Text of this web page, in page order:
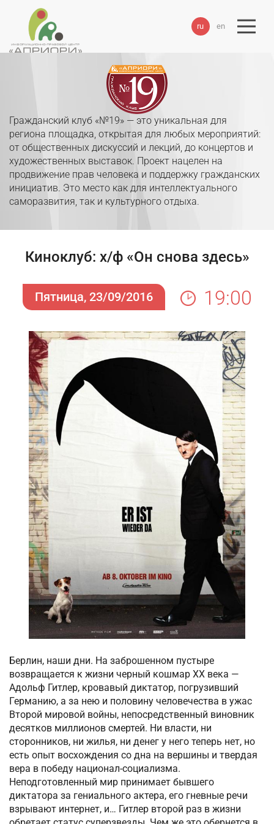
ru en
Гражданский клуб «№19» — это уникальная для
региона площадка, открытая для любых мероприятий:
от общественных дискуссий и лекций, до концертов и
художественных выставок. Проект нацелен на
продвижение прав человека и поддержку гражданских
инициатив. Это место как для интеллектуального
саморазвития, так и культурного отдыха.
Киноклуб: х/ф «Он снова здесь»
Пятница, 23/09/2016 19:00
Берлин, наши дни. На заброшенном пустыре
возвращается к жизни черный кошмар XX века —
Адольф Гитлер, кровавый диктатор, погрузивший
Германию, а за нею и половину человечества в ужас
Второй мировой войны, непосредственный виновник
десятков миллионов смертей. Ни власти, ни
сторонников, ни жилья, ни денег у него теперь нет, но
есть опыт восхождения со дна на вершины и твердая
вера в победу национал-социализма.
Неподготовленный мир принимает бывшего
диктатора за гениального актера, его гневные речи
взрывают интернет, и… Гитлер второй раз в жизни